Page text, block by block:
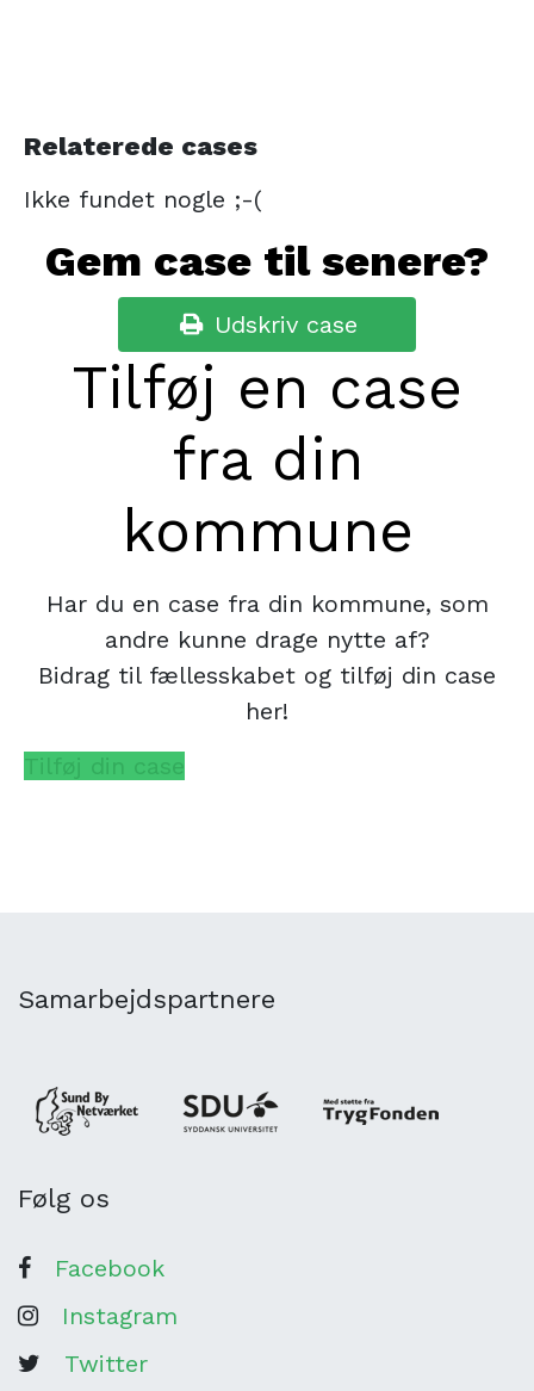
Relaterede cases
Ikke fundet nogle ;-(
Gem case til senere?
 Udskriv case
Tilføj en case
fra din
kommune
Har du en case fra din kommune, som
andre kunne drage nytte af?
Bidrag til fællesskabet og tilføj din case
her!
Tilføj din case
Samarbejdspartnere
Følg os
Facebook
Instagram
Twitter